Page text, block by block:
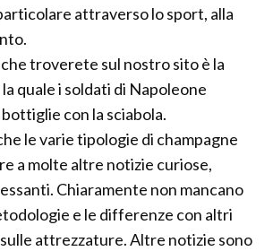
attraverso lo sport, alla
troverete sul nostro sito è la
quale i soldati di Napoleone
con la sciabola.
le varie tipologie di champagne
a molte altre notizie curiose,
Chiaramente non mancano
e le differenze con altri
attrezzature. Altre notizie sono